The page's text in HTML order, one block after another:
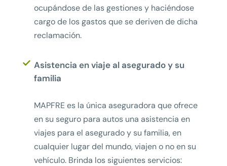
ocupándose de las gestiones y haciéndose
cargo de los gastos que se deriven de dicha
reclamación.
Asistencia en viaje al asegurado y su
familia
MAPFRE es la única aseguradora que ofrece
en su seguro para autos una asistencia en
viajes para el asegurado y su familia, en
cualquier lugar del mundo, viajen o no en su
vehículo. Brinda los siguientes servicios: